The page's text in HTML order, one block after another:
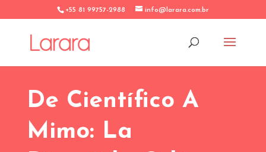
+55 81 99757-2988 info@larara.com.br
De Científico A
Mimo: La